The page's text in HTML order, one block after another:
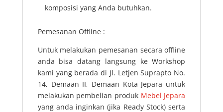
komposisi yang Anda butuhkan.
Pemesanan Offline :
Untuk melakukan pemesanan secara offline
anda bisa datang langsung ke Workshop
kami yang berada di Jl. Letjen Suprapto No.
14, Demaan II, Demaan Kota Jepara untuk
melakukan pembelian produk Mebel Jepara
yang anda inginkan (jika Ready Stock) serta